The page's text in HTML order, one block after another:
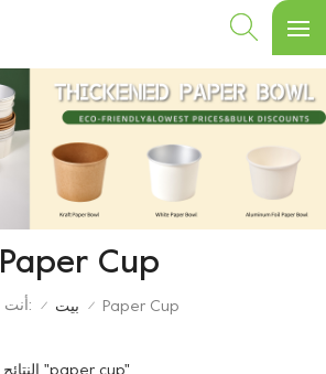
Paper Cup
أنت في: / بيت / Paper Cup
6 النتائج التي تم العثور عليها ل "paper cup"